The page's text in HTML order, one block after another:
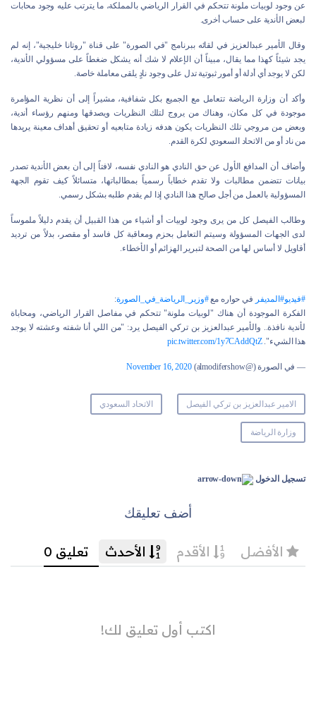
عن وجود لوبيات ملونة تتحكم في القرار الرياضي بالمملكة، ما يترتب عليه وجود محابات
لبعض الأندية على حساب أخرى.
وقال الأمير عبدالعزيز في لقائه ببرنامج "في الصورة" على قناة "روتانا خليجية"، إنه لم
يجد شيئاً كهذا مما يقال، مبيناً أن الإعلام لا شك أنه يشكل ضغطاً على مسؤولي الأندية،
لكن لا يوجد أي أدلة أو أمور ثبوتية تدل على وجود نادٍ يلقى معاملة خاصة.
وأكد أن وزارة الرياضة تتعامل مع الجميع بكل شفافية، مشيراً إلى أن نظرية المؤامرة
موجودة في كل مكان، وهناك من يروج لتلك النظريات ويصدقها ومنهم رؤساء أندية،
وبعض من مروجي تلك النظريات يكون هدفه زيادة متابعيه أو تحقيق أهداف معينة يريدها
من ناد أو من الاتحاد السعودي لكرة القدم.
وأضاف أن المدافع الأول عن حق النادي هو النادي نفسه، لافتاً إلى أن بعض الأندية تصدر
بيانات تتضمن مطالبات ولا تقدم خطاباً رسمياً بمطالباتها، متسائلاً كيف تقوم الجهة
المسؤولية بالعمل من أجل صالح هذا النادي إذا لم يقدم طلبه بشكل رسمي.
وطالب الفيصل كل من يرى وجود لوبيات أو أشياء من هذا القبيل أن يقدم دليلاً ملموساً
لدى الجهات المسؤولة وسيتم التعامل بحزم ومعاقبة كل فاسد أو مقصر، بدلاً من ترديد
أقاويل لا أساس لها من الصحة لتبرير الهزائم أو الأخطاء.
#فيديو#المديفر في حواره مع#وزير_الرياضة_في_الصورة:
الفكرة الموجودة أن هناك "لوبيات ملونة" تتحكم في مفاصل القرار الرياضي، ومحاباة
لأندية نافذة.. والأمير عبدالعزيز بن تركي الفيصل يرد: "من اللي أنا شفته وعشته لا يوجد
هذا الشيء".pic.twitter.com/1y7CAddQtZ
— في الصورة (@almodifershow) November 16, 2020
الامير عبدالعزيز بن تركي الفيصل الاتحاد السعودي
وزارة الرياضة
تسجيل الدخول
أضف تعليقك